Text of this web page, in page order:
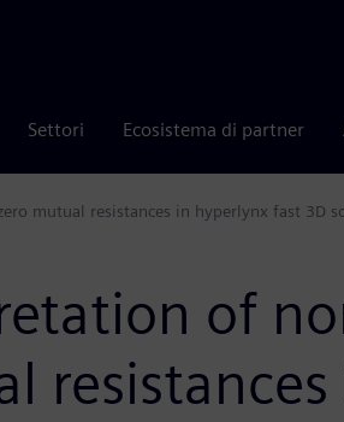
Settori Ecosistema di partner
mutual resistances in hyperlynx fast 3D
of
resistances